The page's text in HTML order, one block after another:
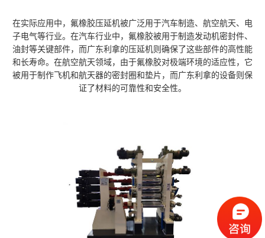
在实际应用中，氟橡胶压延机被广泛用于汽车制造、航空航天、电
子电气等行业。在汽车行业中，氟橡胶被用于制造发动机密封件、
油封等关键部件，而广东利拿的压延机则确保了这些部件的高性能
和长寿命。在航空航天领域，由于氟橡胶对极端环境的适应性，它
被用于制作飞机和航天器的密封圈和垫片，而广东利拿的设备则保
证了材料的可靠性和安全性。